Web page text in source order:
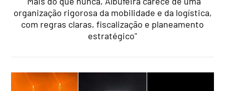
organização rigorosa da mobilidade e da logística,
com regras claras, fiscalização e planeamento
estratégico"